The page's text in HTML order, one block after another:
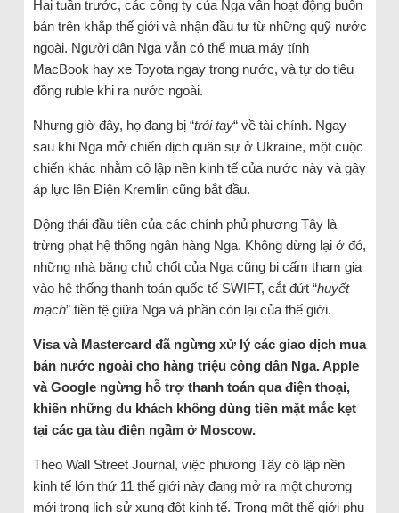
Hai tuần trước, các công ty của Nga vẫn hoạt động buôn
bán trên khắp thế giới và nhận đầu tư từ những quỹ nước
ngoài. Người dân Nga vẫn có thể mua máy tính
MacBook hay xe Toyota ngay trong nước, và tự do tiêu
đồng ruble khi ra nước ngoài.
Nhưng giờ đây, họ đang bị “trói tay“ về tài chính. Ngay
sau khi Nga mở chiến dịch quân sự ở Ukraine, một cuộc
chiến khác nhằm cô lập nền kinh tế của nước này và gây
áp lực lên Điện Kremlin cũng bắt đầu.
Động thái đầu tiên của các chính phủ phương Tây là
trừng phạt hệ thống ngân hàng Nga. Không dừng lại ở đó,
những nhà băng chủ chốt của Nga cũng bị cấm tham gia
vào hệ thống thanh toán quốc tế SWIFT, cắt đứt “huyết
mạch” tiền tệ giữa Nga và phần còn lại của thế giới.
Visa và Mastercard đã ngừng xử lý các giao dịch mua
bán nước ngoài cho hàng triệu công dân Nga. Apple
và Google ngừng hỗ trợ thanh toán qua điện thoại,
khiến những du khách không dùng tiền mặt mắc kẹt
tại các ga tàu điện ngầm ở Moscow.
Theo Wall Street Journal, việc phương Tây cô lập nền
kinh tế lớn thứ 11 thế giới này đang mở ra một chương
mới trong lịch sử xung đột kinh tế. Trong một thế giới phụ